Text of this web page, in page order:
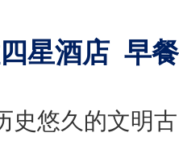
星酒店 早
史悠久的文明